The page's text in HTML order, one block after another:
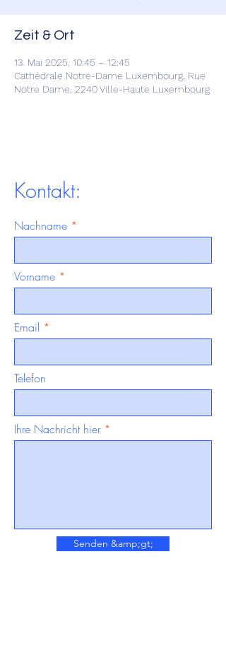
Zeit & Ort
13. Mai 2025, 10:45 – 12:45
Cathédrale Notre-Dame Luxembourg, Rue
Notre Dame, 2240 Ville-Haute Luxembourg
Kontakt:
Nachname
Vorname
Email
Telefon
Ihre Nachricht hier
Senden &amp;gt;